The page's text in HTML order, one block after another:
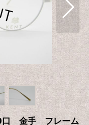
金手 フレーム